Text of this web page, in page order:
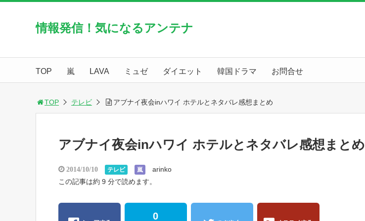
情報発信！気になるアンテナ
TOP 嵐 LAVA ミュゼ ダイエット 韓国ドラマ お問合せ
TOP テレビ アブナイ夜会inハワイ ホテルとネタバレ感想まとめ
アブナイ夜会inハワイ ホテルとネタバレ感想まとめ
2014/10/10 テレビ 嵐
arinko
この記事は約 9 分で読めます。
0